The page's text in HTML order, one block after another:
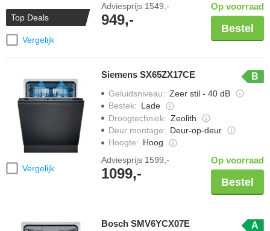
Top Deals
Vergelijk
Adviesprijs 1549,-
949,-
Op voorraad
Bestel
Vergelijk
Siemens SX65ZX17CE B
Geluidsniveau: Zeer stil - 40 dB
Bestek: Lade
Droogtechniek: Zeolith
Deur montage: Deur-op-deur
Hoogte: Hoog
Adviesprijs 1599,-
1099,-
Op voorraad
Bestel
Bosch SMV6YCX07E A